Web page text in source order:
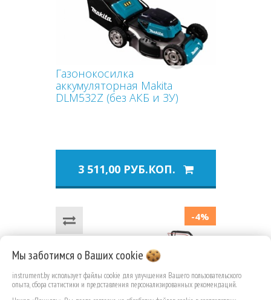
Газонокосилка
аккумуляторная Makita
DLM532Z (без АКБ и ЗУ)
3 511,00 РУБ.КОП.
-4%
Мы заботимся о Вашихcookie
instrument.by использует файлы cookie для улучшения Вашего пользовательского
опыта, сбора статистики и представления персонализированных рекомендаций.